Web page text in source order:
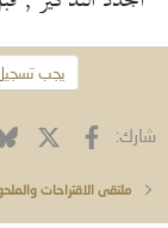
يجب
شارك: فيسبوك
ملتقى الاقتراحات